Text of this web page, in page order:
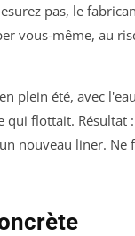
pas, le
vous-même, au
plein été, avec
qui flottait. Résultat
nouveau liner. Ne